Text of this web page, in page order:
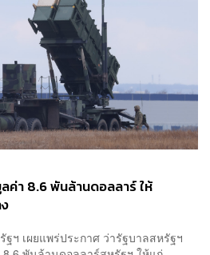
ค่า 8.6 พันล้านดอลลาร์ ให้
ฐฯ เผยแพร่ประกาศ ว่ารัฐบาลสหรัฐฯ